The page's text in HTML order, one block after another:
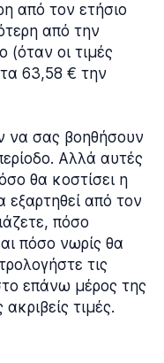
από τον ετήσιο
από την
(όταν οι τιμές
63,58 € την
να σας βοηθήσουν
Αλλά αυτές
θα κοστίσει η
εξαρτηθεί από τον
πόσο
πόσο νωρίς θα
τις
επάνω μέρος της
τιμές.